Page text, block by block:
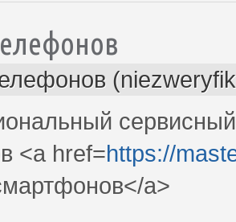
<a href=https://
a>